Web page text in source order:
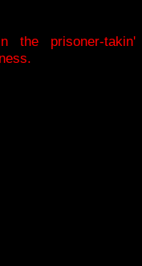
the prisoner-takin'